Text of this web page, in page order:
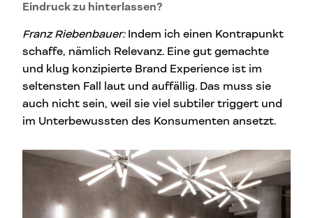
Eindruck zu hinterlassen?
Franz Riebenbauer:Indem ich einen Kontrapunkt
schaffe, nämlich Relevanz. Eine gut gemachte
und klug konzipierte Brand Experience ist im
seltensten Fall laut und auffällig. Das muss sie
auch nicht sein, weil sie viel subtiler triggert und
im Unterbewussten des Konsumenten ansetzt.